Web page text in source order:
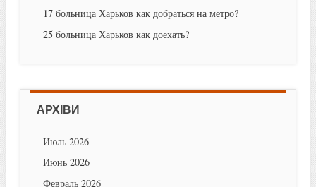
17 больница Харьков как добраться на метро?
25 больница Харьков как доехать?
АРХІВИ
Июль 2026
Июнь 2026
Февраль 2026